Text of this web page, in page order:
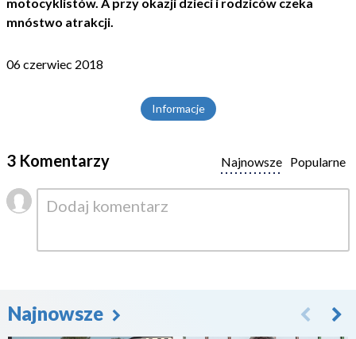
mnóstwo atrakcji.
06 czerwiec 2018
Informacje
3 Komentarzy Popularne
Najnowsze
Najnowsze